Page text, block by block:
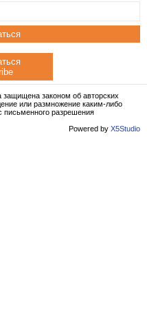
законом об авторских
или размножение каким-либо
письменного разрешения
Powered by X5Studio